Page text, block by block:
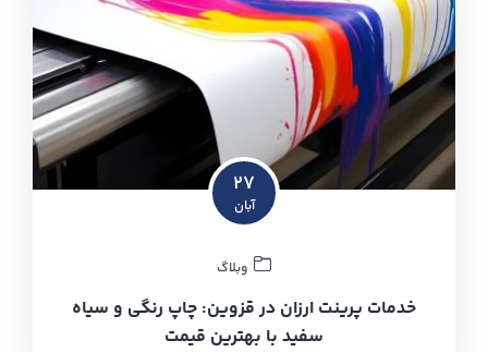
۲۷
آبان
وبلاگ
خدمات پرینت ارزان در قزوین: چاپ رنگی و سیاه
سفید با بهترین قیمت